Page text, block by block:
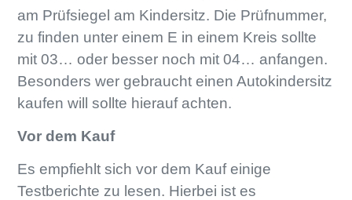
am Prüfsiegel am Kindersitz. Die Prüfnummer,
zu finden unter einem E in einem Kreis sollte
mit 03… oder besser noch mit 04… anfangen.
Besonders wer gebraucht einen Autokindersitz
kaufen will sollte hierauf achten.
Vor dem Kauf
Es empfiehlt sich vor dem Kauf einige
Testberichte zu lesen. Hierbei ist es